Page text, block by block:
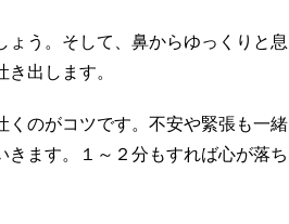
う。そして、鼻からゆっくりと息
出します。
くのがコツです。不安や緊張も一緒
ます。１～２分もすれば心が落ち